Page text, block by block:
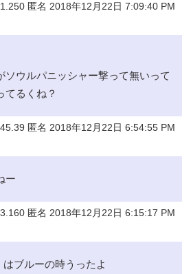
匿名 2018年12月22日 7:09:40 PM
ソウルパニッシャー撃って無いって
てるくね？
匿名 2018年12月22日 6:54:55 PM
ー
匿名 2018年12月22日 6:15:17 PM
ブルーの時うったよ